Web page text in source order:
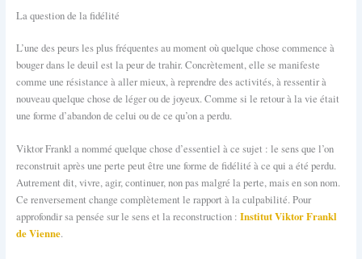
La question de la fidélité
L’une des peurs les plus fréquentes au moment où quelque chose commence à
bouger dans le deuil est la peur de trahir. Concrètement, elle se manifeste
comme une résistance à aller mieux, à reprendre des activités, à ressentir à
nouveau quelque chose de léger ou de joyeux. Comme si le retour à la vie était
une forme d’abandon de celui ou de ce qu’on a perdu.
Viktor Frankl a nommé quelque chose d’essentiel à ce sujet : le sens que l’on
reconstruit après une perte peut être une forme de fidélité à ce qui a été perdu.
Autrement dit, vivre, agir, continuer, non pas malgré la perte, mais en son nom.
Ce renversement change complètement le rapport à la culpabilité. Pour
approfondir sa pensée sur le sens et la reconstruction : Institut Viktor Frankl
de Vienne.